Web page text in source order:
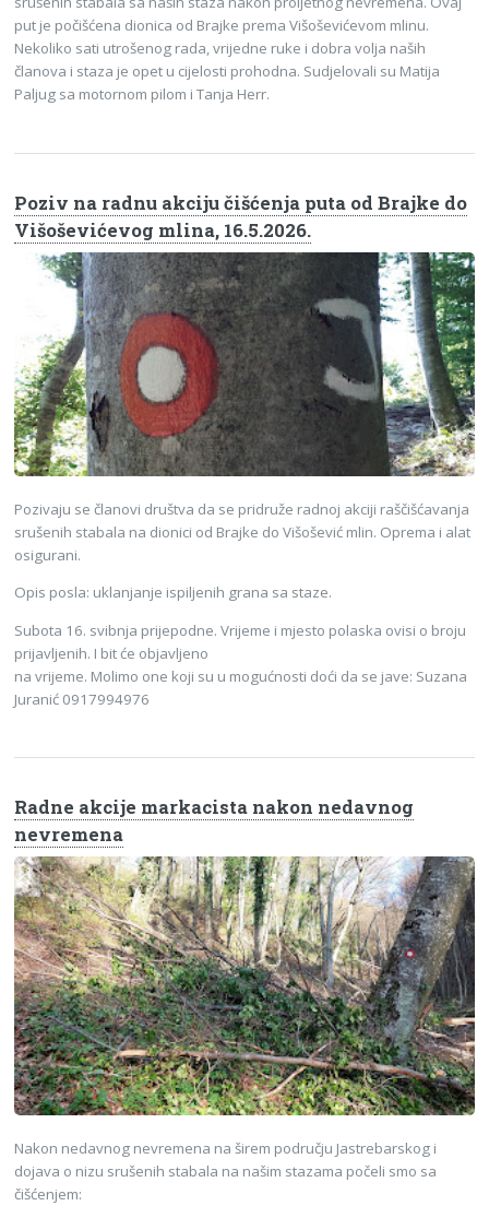
put je počišćena dionica od Brajke prema Višoševićevom mlinu.
Nekoliko sati utrošenog rada, vrijedne ruke i dobra volja naših
članova i staza je opet u cijelosti prohodna. Sudjelovali su Matija
Paljug sa motornom pilom i Tanja Herr.
Poziv na radnu akciju čišćenja puta od Brajke do
Višoševićevog mlina, 16.5.2026.
Pozivaju se članovi društva da se pridruže radnoj akciji raščišćavanja
srušenih stabala na dionici od Brajke do Višošević mlin. Oprema i alat
osigurani.
Opis posla: uklanjanje ispiljenih grana sa staze.
Subota 16. svibnja prijepodne. Vrijeme i mjesto polaska ovisi o broju
prijavljenih. I bit će objavljeno
na vrijeme. Molimo one koji su u mogućnosti doći da se jave: Suzana
Juranić 0917994976
Radne akcije markacista nakon nedavnog
nevremena
Nakon nedavnog nevremena na širem području Jastrebarskog i
dojava o nizu srušenih stabala na našim stazama počeli smo sa
čišćenjem: